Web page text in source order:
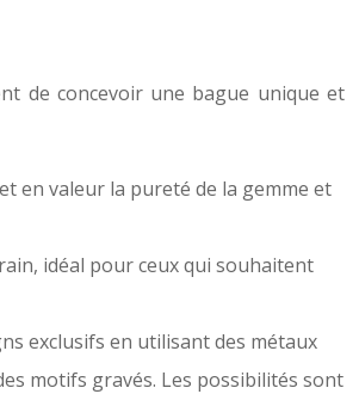
de concevoir une bague unique et
en valeur la pureté de la gemme et
idéal pour ceux qui souhaitent
exclusifs en utilisant des métaux
motifs gravés. Les possibilités sont